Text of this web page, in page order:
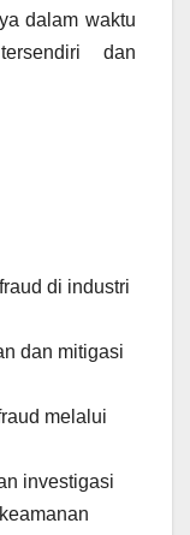
dalam waktu
dan
di industri
dan mitigasi
melalui
investigasi